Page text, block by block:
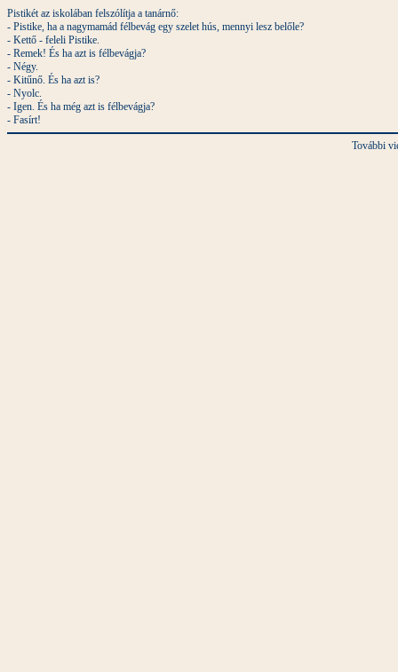
Pistikét az iskolában felszólítja a tanárnő:
- Pistike, ha a nagymamád félbevág egy szelet hús, mennyi lesz belőle?
- Kettő - feleli Pistike.
- Remek! És ha azt is félbevágja?
- Négy.
- Kitűnő. És ha azt is?
- Nyolc.
- Igen. És ha még azt is félbevágja?
- Fasírt!
További